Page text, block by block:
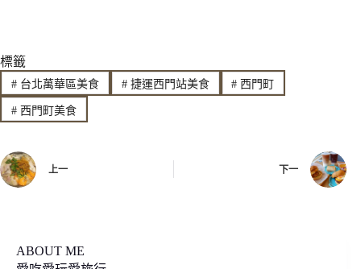
e e
b
o
y
L
標籤
#台北萬華區美食 #捷運西門站美食 # 西門町
#西門町美食
上一 下一
ABOUT ME